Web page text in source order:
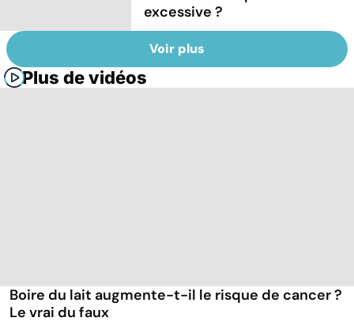
excessive ?
Voir plus
Plus de vidéos
Boire du lait augmente-t-il le risque de cancer ?
Le vrai du faux